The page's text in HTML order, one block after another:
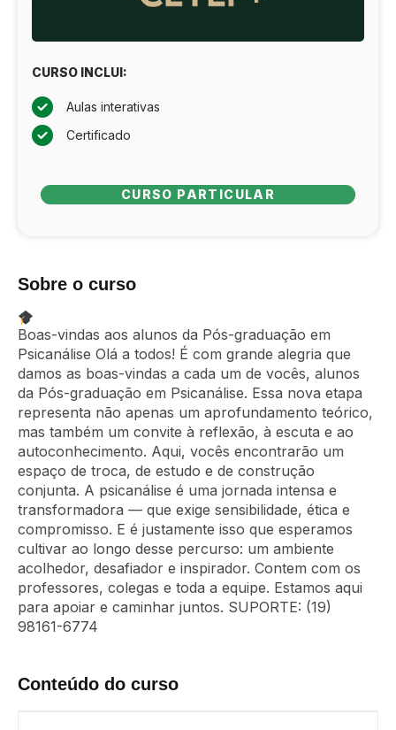
Sobre o curso
Boas-vindas aos alunos da Pós-graduação em
Psicanálise Olá a todos! É com grande alegria que
damos as boas-vindas a cada um de vocês, alunos
da Pós-graduação em Psicanálise. Essa nova etapa
representa não apenas um aprofundamento teórico,
mas também um convite à reflexão, à escuta e ao
autoconhecimento. Aqui, vocês encontrarão um
espaço de troca, de estudo e de construção
conjunta. A psicanálise é uma jornada intensa e
transformadora — que exige sensibilidade, ética e
compromisso. E é justamente isso que esperamos
cultivar ao longo desse percurso: um ambiente
acolhedor, desafiador e inspirador. Contem com os
professores, colegas e toda a equipe. Estamos aqui
para apoiar e caminhar juntos. SUPORTE: (19)
98161-6774
Conteúdo do curso
CURSO INCLUI:
Aulas interativas
Certificado
CURSO PARTICULAR